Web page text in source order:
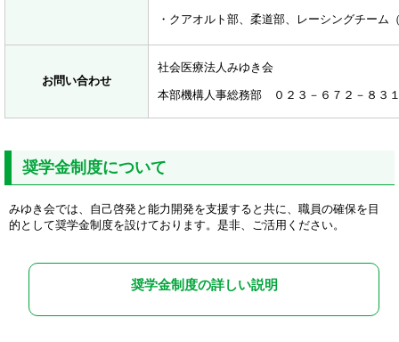
・クアオルト部、柔道部、レーシングチーム
お問い合わせ
社会医療法人みゆき会
本部機構人事総務部 ０２３－６７２－８３
奨学金制度について
みゆき会では、自己啓発と能力開発を支援すると共に、職員の確保を目
的として奨学金制度を設けております。是非、ご活用ください。
奨学金制度の詳しい説明